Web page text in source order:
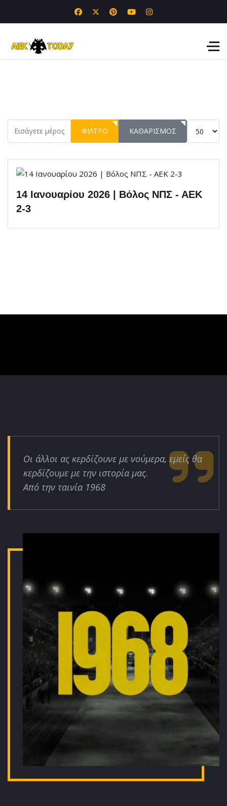
Εισάγετε μέρος του τίτλου.
ΦΊΛΤΡΟ ΚΑΘΑΡΙΣΜΌΣ
14 Ιανουαρίου 2026 | Βόλος ΝΠΣ - ΑΕΚ
2-3
Οι άλλοι ας κερδίζουνε με νούμερα, εμείς θα
κερδίζουμε με την ιστορία μας.
Από την ταινία 1968